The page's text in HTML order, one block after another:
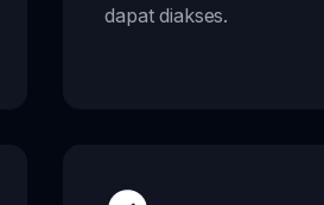
dapat diakses.